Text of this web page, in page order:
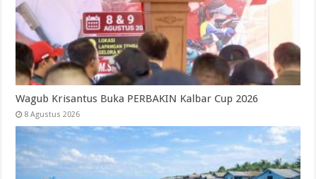
Wagub Krisantus Buka PERBAKIN Kalbar Cup 2026
8 Agustus 2026